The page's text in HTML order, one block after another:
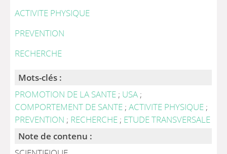
ACTIVITE PHYSIQUE
PREVENTION
RECHERCHE
Mots-clés :
PROMOTION DE LA SANTE ; USA ;
COMPORTEMENT DE SANTE ;ACTIVITE PHYSIQUE ;
PREVENTION ; RECHERCHE ; ETUDE TRANSVERSALE
Note de contenu :